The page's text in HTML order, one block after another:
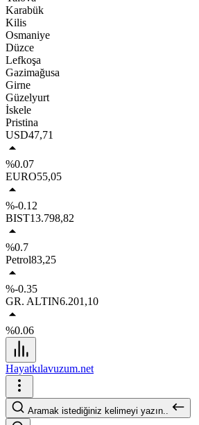
Karabük
Kilis
Osmaniye
Düzce
Lefkoşa
Gazimağusa
Girne
Güzelyurt
İskele
Pristina
USD47,71
%0.07
EURO55,05
%-0.12
BIST13.798,82
%0.7
Petrol83,25
%-0.35
GR. ALTIN6.201,10
%0.06
Hayatkılavuzum.net
Aramak istediğiniz kelimeyi yazın..